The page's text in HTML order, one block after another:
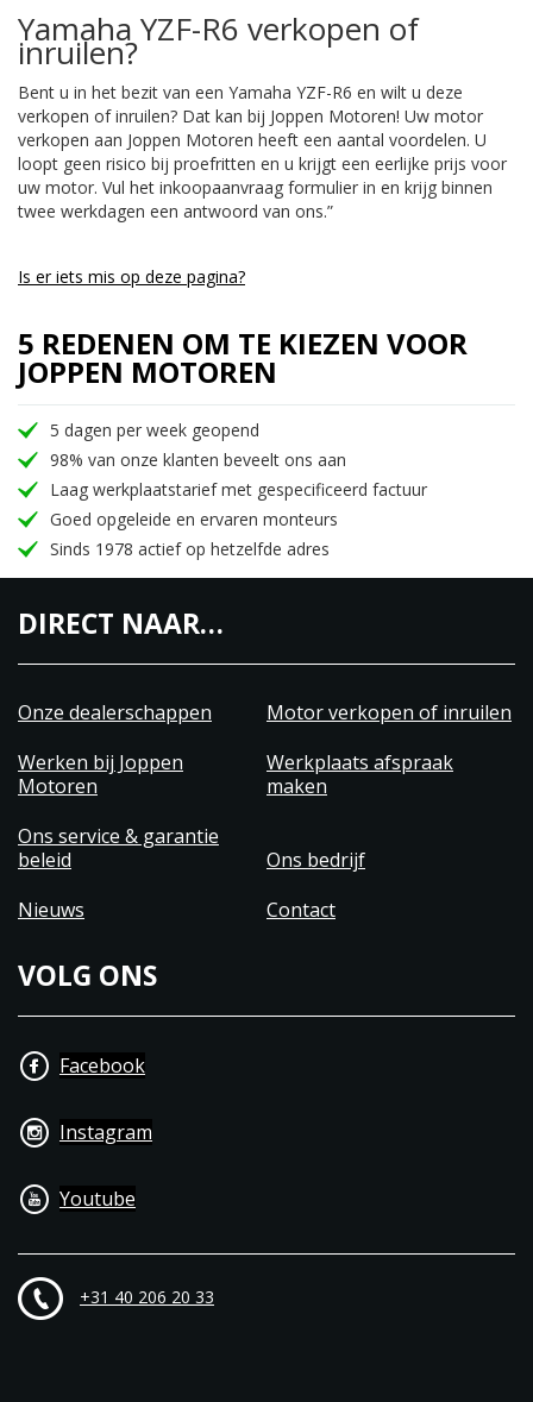
Yamaha YZF-R6 verkopen of
inruilen?
Bent u in het bezit van een Yamaha YZF-R6 en wilt u deze
verkopen of inruilen? Dat kan bij Joppen Motoren! Uw motor
verkopen aan Joppen Motoren heeft een aantal voordelen. U
loopt geen risico bij proefritten en u krijgt een eerlijke prijs voor
uw motor. Vul het inkoopaanvraag formulier in en krijg binnen
twee werkdagen een antwoord van ons.”
Is er iets mis op deze pagina?
5 REDENEN OM TE KIEZEN VOOR
JOPPEN MOTOREN
5 dagen per week geopend
98% van onze klanten beveelt ons aan
Laag werkplaatstarief met gespecificeerd factuur
Goed opgeleide en ervaren monteurs
Sinds 1978 actief op hetzelfde adres
DIRECT NAAR…
Onze dealerschappen
Motor verkopen of inruilen
Werken bij Joppen
Motoren
Werkplaats afspraak
maken
Ons service & garantie
beleid
Ons bedrijf
Nieuws
Contact
VOLG ONS
Facebook
Instagram
Youtube
+31 40 206 20 33